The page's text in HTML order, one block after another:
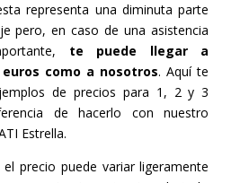
representa una diminuta parte
pero, en caso de una asistencia
te puede llegar a
como a nosotros. Aquí te
de precios para 1, 2 y 3
de hacerlo con nuestro
Estrella.
precio puede variar ligeramente